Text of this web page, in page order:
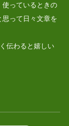
使っているときの
って日々文章を
伝わると嬉しい